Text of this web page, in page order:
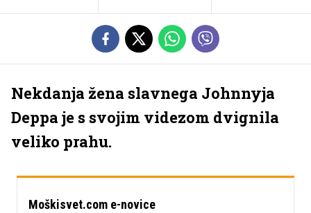
Nekdanja žena slavnega Johnnyja
Deppa je s svojim videzom dvignila
veliko prahu.
Moškisvet.com e-novice